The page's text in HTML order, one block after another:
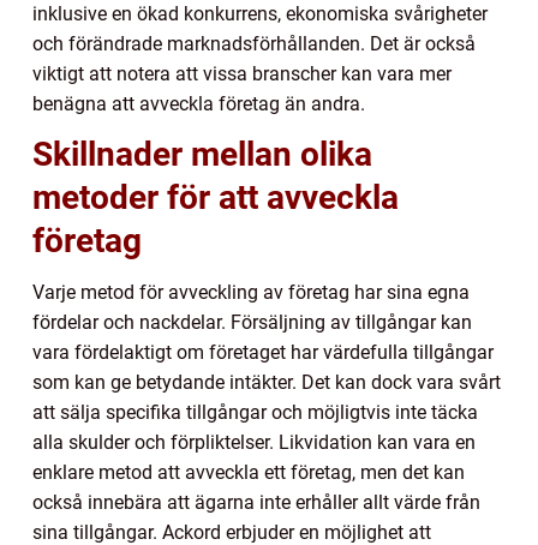
inklusive en ökad konkurrens, ekonomiska svårigheter
och förändrade marknadsförhållanden. Det är också
viktigt att notera att vissa branscher kan vara mer
benägna att avveckla företag än andra.
Skillnader mellan olika
metoder för att avveckla
företag
Varje metod för avveckling av företag har sina egna
fördelar och nackdelar. Försäljning av tillgångar kan
vara fördelaktigt om företaget har värdefulla tillgångar
som kan ge betydande intäkter. Det kan dock vara svårt
att sälja specifika tillgångar och möjligtvis inte täcka
alla skulder och förpliktelser. Likvidation kan vara en
enklare metod att avveckla ett företag, men det kan
också innebära att ägarna inte erhåller allt värde från
sina tillgångar. Ackord erbjuder en möjlighet att